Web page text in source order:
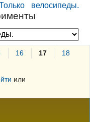
велосипеды.
16 17
18
или